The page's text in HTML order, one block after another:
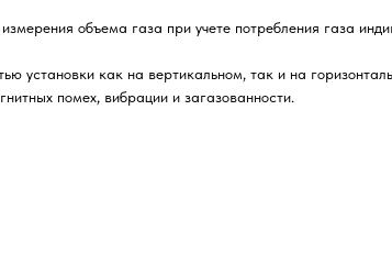
объема газа при учете потребления газа
как на вертикальном, так и на
помех, вибрации и загазованности.